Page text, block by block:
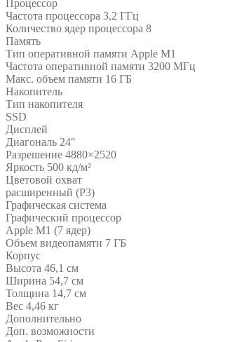
Процессор
Частота процессора 3,2 ГГц
Количество ядер процессора 8
Память
Тип оперативной памяти Apple M1
Частота оперативной памяти 3200 МГц
Макс. объем памяти 16 ГБ
Накопитель
Тип накопителя
SSD
Дисплей
Диагональ 24″
Разрешение 4880×2520
Яркость 500 кд/м²
Цветовой охват
расширенный (P3)
Графическая система
Графический процессор
Apple M1 (7 ядер)
Объем видеопамяти 7 ГБ
Корпус
Высота 46,1 см
Ширина 54,7 см
Толщина 14,7 см
Вес 4,46 кг
Дополнительно
Доп. возможности